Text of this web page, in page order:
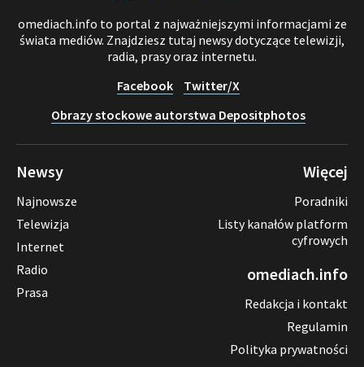
omediach.info to portal z najważniejszymi informacjami ze
świata mediów. Znajdziesz tutaj newsy dotyczące telewizji,
radia, prasy oraz internetu.
Facebook
Twitter/X
Obrazy stockowe autorstwa Depositphotos
Newsy
Najnowsze
Telewizja
Internet
Radio
Prasa
Więcej
Poradniki
Listy kanałów platform
cyfrowych
omediach.info
Redakcja i kontakt
Regulamin
Polityka prywatności